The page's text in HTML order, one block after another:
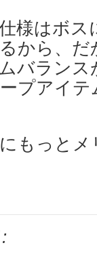
様はボス
から、
バラン
プアイ
もっと